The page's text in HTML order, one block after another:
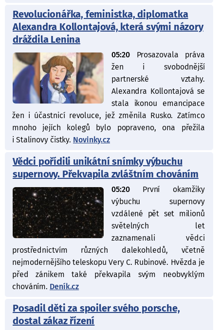
Revolucionářka, feministka, diplomatka
Alexandra Kollontajová, která svými názory
dráždila Lenina
05:20Prosazovala práva
žen i svobodnější
partnerské vztahy.
Alexandra Kollontajová se
stala ikonou emancipace
žen i účastnicí revoluce, jež změnila Rusko. Zatímco
mnoho jejích kolegů bylo popraveno, ona přežila
i Stalinovy čistky.Novinky.cz
Vědci pořídili unikátní snímky výbuchu
supernovy. Překvapila zvláštním chováním
05:20První okamžiky
výbuchu supernovy
vzdálené pět set milionů
světelných let
zaznamenali vědci
prostřednictvím různých dalekohledů, včetně
nejmodernějšího teleskopu Very C. Rubinové. Hvězda je
před zánikem také překvapila svým neobvyklým
chováním.Deník.cz
Posadil děti za spoiler svého porsche,
dostal zákaz řízení